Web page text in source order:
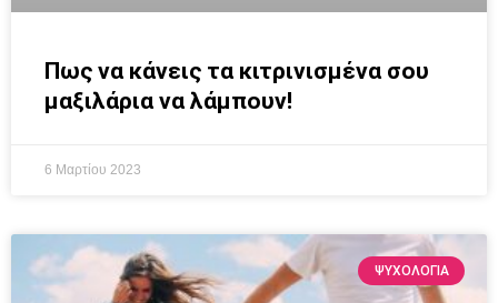
Πως να κάνεις τα κιτρινισμένα σου
μαξιλάρια να λάμπουν!
6 Μαρτίου 2023
ΨΥΧΟΛΟΓΙΑ